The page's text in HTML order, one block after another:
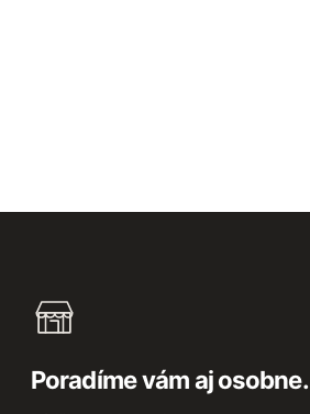
Poradíme vám aj osobne.